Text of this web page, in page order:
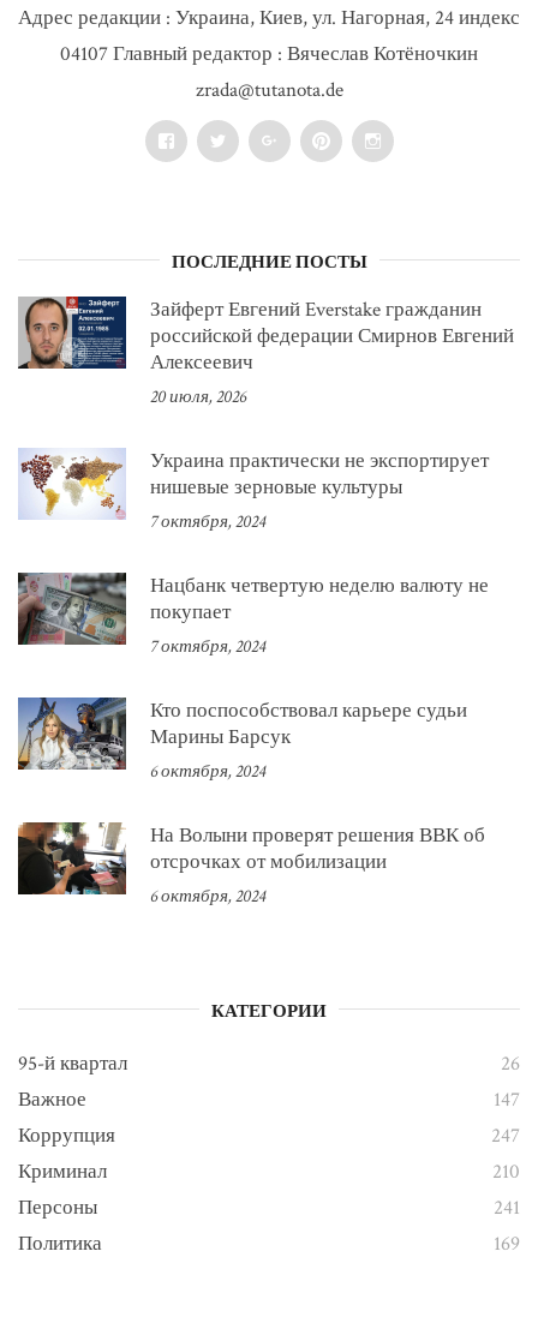
Адрес редакции : Украина, Киев, ул. Нагорная, 24 индекс
04107 Главный редактор : Вячеслав Котёночкин
zrada@tutanota.de
FacebookTwitter Google+PinterestInstagram
ПОСЛЕДНИЕ ПОСТЫ
Зайферт Евгений Everstake гражданин
российской федерации Смирнов Евгений
Алексеевич
20 июля, 2026
Украина практически не экспортирует
нишевые зерновые культуры
7 октября, 2024
Нацбанк четвертую неделю валюту не
покупает
7 октября, 2024
Кто поспособствовал карьере судьи
Марины Барсук
6 октября, 2024
На Волыни проверят решения ВВК об
отсрочках от мобилизации
6 октября, 2024
КАТЕГОРИИ
95-й квартал
26
Важное
147
Коррупция
247
Криминал
210
Персоны
241
Политика
169